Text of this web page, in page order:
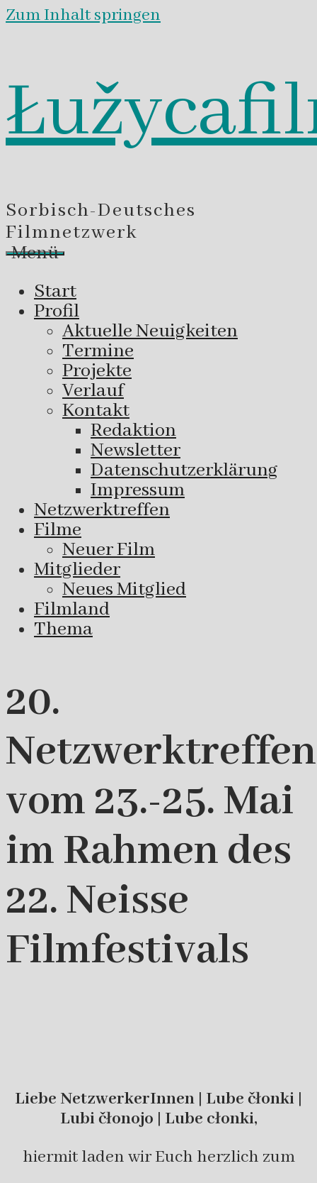
Zum Inhalt springen
Sorbisch-Deutsches
Filmnetzwerk
Menü
Start
Profil
Aktuelle Neuigkeiten
Termine
Projekte
Verlauf
Kontakt
Redaktion
Newsletter
Datenschutzerklärung
Impressum
Netzwerktreffen
Filme
Neuer Film
Mitglieder
Neues Mitglied
Filmland
Thema
20.
vom 23.-25. Mai
im Rahmen des
22. Neisse
Filmfestivals
Liebe NetzwerkerInnen | Lube čłonki |
Lubi čłonojo | Lube cłonki,
hiermit laden wir Euch herzlich zum